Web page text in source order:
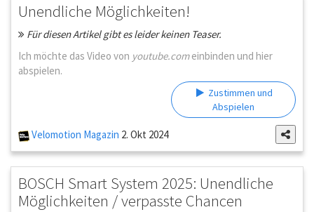
Unendliche Möglichkeiten!
Für diesen Artikel gibt es leider keinen Teaser.
Ich möchte das Video von youtube.comeinbinden und hier
abspielen.
Zustimmen und
Abspielen
Velomotion Magazin 2. Okt 2024
BOSCH Smart System 2025: Unendliche
Möglichkeiten / verpasste Chancen